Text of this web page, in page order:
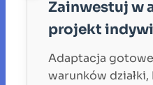
Zainwestuj w
projekt
Adaptacja
warunków